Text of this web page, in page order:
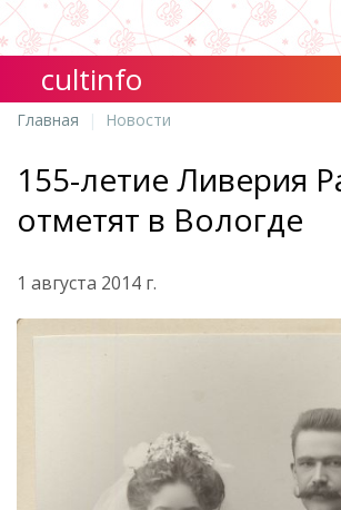
cultinfo
Главная Новости
155-летие Ливерия
отметят в Вологде
1 августа 2014 г.